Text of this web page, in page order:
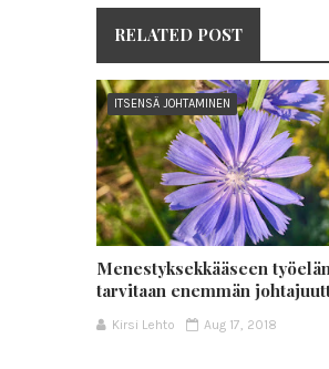
RELATED POST
ITSENSÄ JOHTAMINEN
Menestyksekkääseen
tarvitaan enemmän
Kirsi Lehto Aug 17, 2018